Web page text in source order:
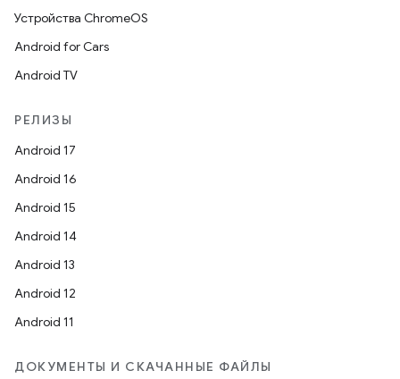
Устройства ChromeOS
Android for Cars
Android TV
РЕЛИЗЫ
Android 17
Android 16
Android 15
Android 14
Android 13
Android 12
Android 11
ДОКУМЕНТЫ И СКАЧАННЫЕ ФАЙЛЫ